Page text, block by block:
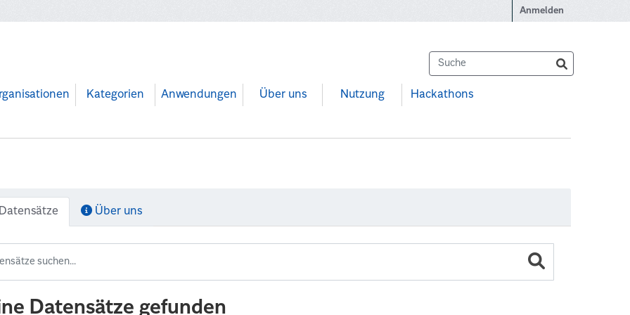
Anmelden
Kategorien Anwendungen Über uns Nutzung Hackathons
Über uns
Datensätze gefunden